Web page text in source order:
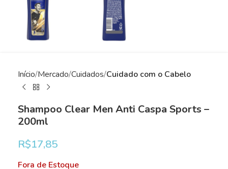
Início Mercado Cuidados Cuidado com o Cabelo
Shampoo Clear Men Anti Caspa Sports –
200ml
R$17,85
Fora de Estoque